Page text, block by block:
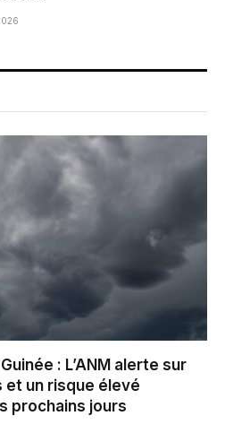
: L’ANM alerte sur
un risque élevé
prochains jours